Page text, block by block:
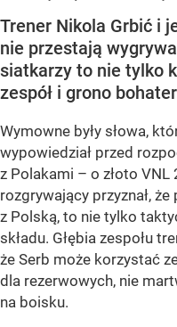
Trener Nikola Grbić i
nie przestają
siatkarzy to nie tylko
zespół i grono
Wymowne były słowa,
wypowiedział przed
z Polakami – o złoto
rozgrywający przyznał,
z Polską, to nie tylko
składu. Głębia zespołu
że Serb może korzystać
dla rezerwowych, nie
na boisku.